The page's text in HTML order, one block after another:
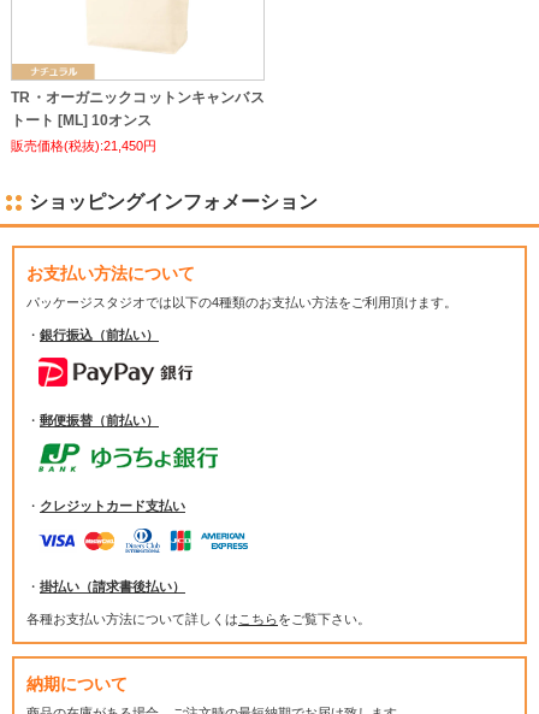
TR・オーガニックコットンキャンバス
トート [ML] 10オンス
販売価格(税抜):21,450円
ショッピングインフォメーション
お支払い方法について
パッケージスタジオでは以下の4種類のお支払い方法をご利用頂けます。
・ 銀行振込（前払い）
・ 郵便振替（前払い）
・ クレジットカード支払い
・ 掛払い（請求書後払い）
各種お支払い方法について詳しくは こちらをご覧下さい。
納期について